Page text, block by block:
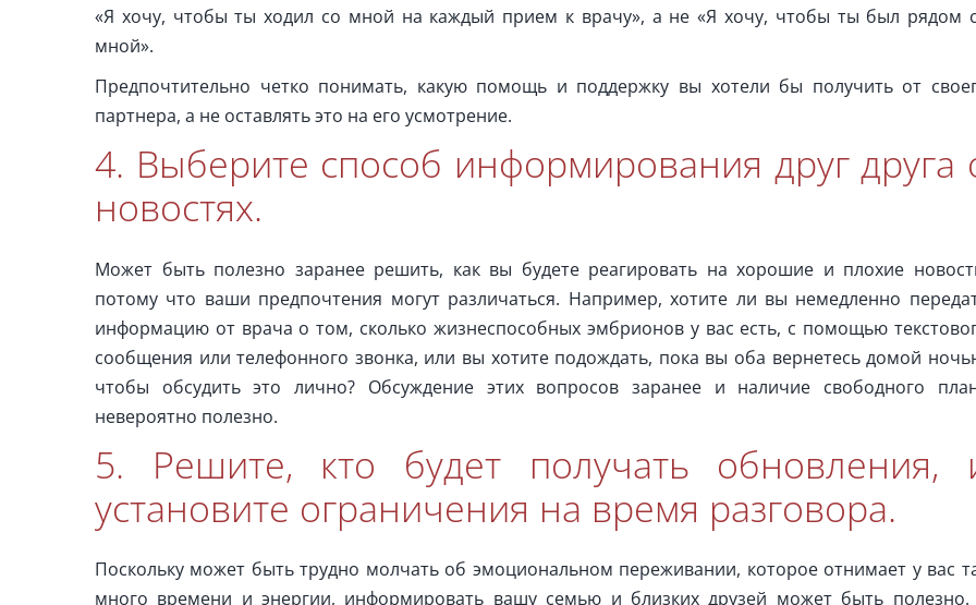
«Я хочу, чтобы ты ходил со мной на каждый прием к врачу», а не «Я хочу, чтобы ты был рядом
мной».
Предпочтительно четко понимать, какую помощь и поддержку вы хотели бы получить от
партнера, а не оставлять это на его усмотрение.
4. Выберите способ информирования друг друга
новостях.
Может быть полезно заранее решить, как вы будете реагировать на хорошие и плохие
потому что ваши предпочтения могут различаться. Например, хотите ли вы немедленно
информацию от врача о том, сколько жизнеспособных эмбрионов у вас есть, с помощью
сообщения или телефонного звонка, или вы хотите подождать, пока вы оба вернетесь домой
чтобы обсудить это лично? Обсуждение этих вопросов заранее и наличие свободного
невероятно полезно.
5. Решите, кто будет получать обновления,
установите ограничения на время разговора.
Поскольку может быть трудно молчать об эмоциональном переживании, которое отнимает у вас
много времени и энергии, информировать вашу семью и близких друзей может быть